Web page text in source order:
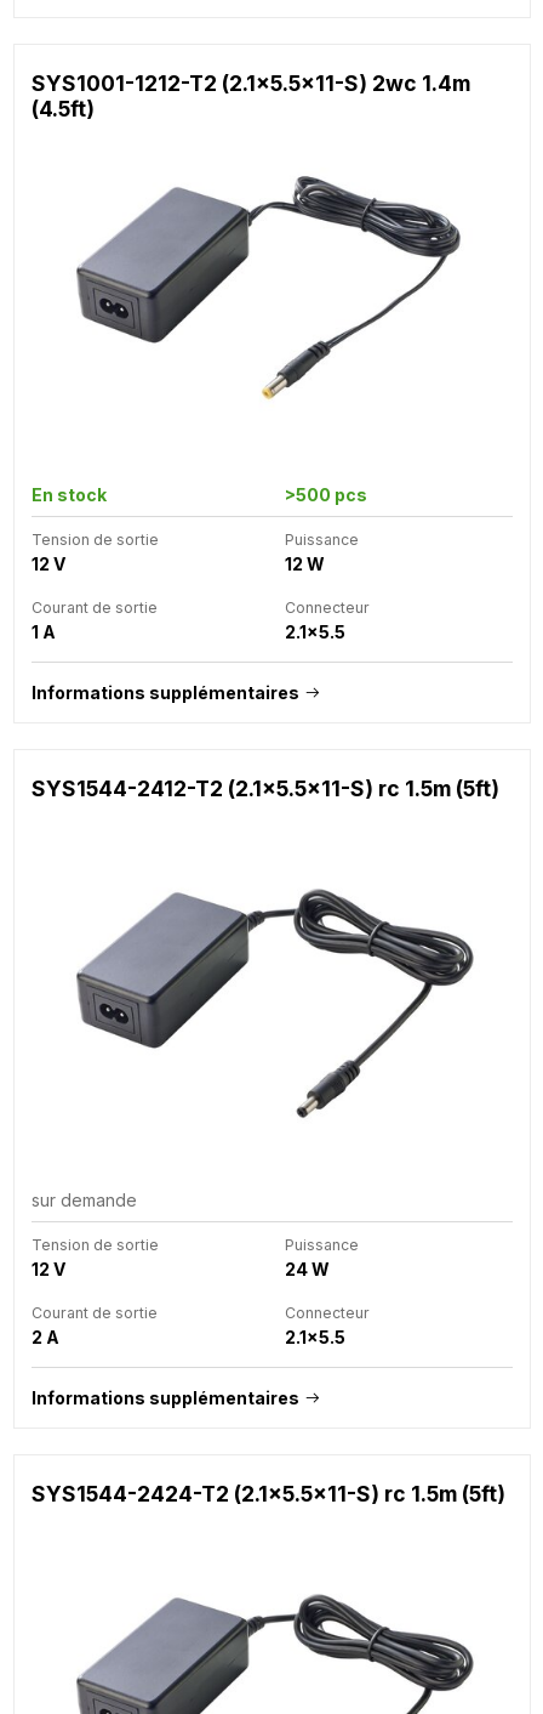
SYS1001-1212-T2 (2.1x5.5x11-S) 2wc 1.4m
(4.5ft)
En stock >500 pcs
Tension de sortie
12 V
Puissance
12 W
Courant de sortie
1 A
Connecteur
2.1x5.5
Informations supplémentaires
SYS1544-2412-T2 (2.1x5.5x11-S) rc 1.5m (5ft)
sur demande
Tension de sortie
12 V
Puissance
24 W
Courant de sortie
2 A
Connecteur
2.1x5.5
Informations supplémentaires
SYS1544-2424-T2 (2.1x5.5x11-S) rc 1.5m (5ft)